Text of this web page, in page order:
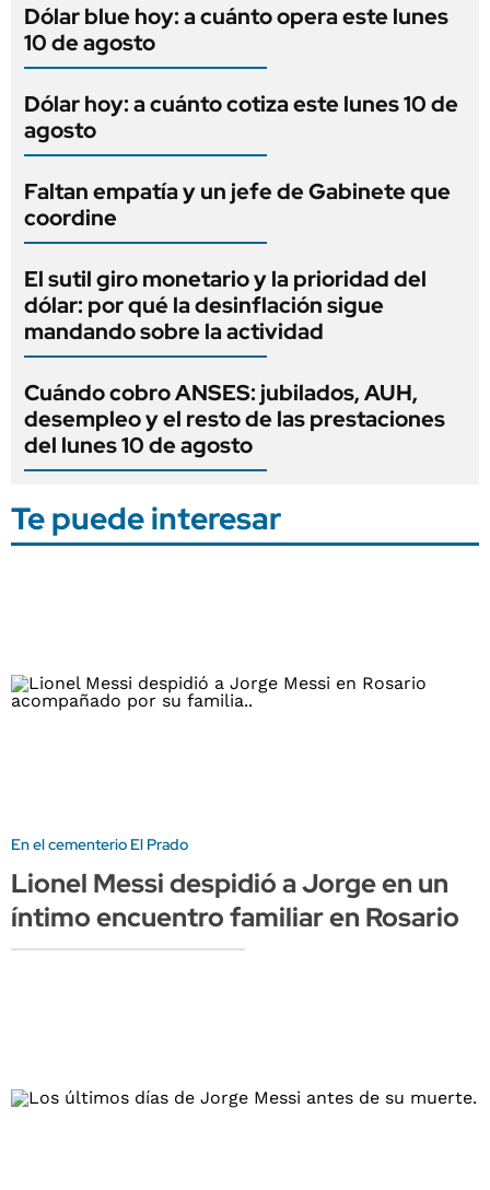
Dólar blue hoy: a cuánto opera este lunes
10 de agosto
Dólar hoy: a cuánto cotiza este lunes 10 de
agosto
Faltan empatía y un jefe de Gabinete que
coordine
El sutil giro monetario y la prioridad del
dólar: por qué la desinflación sigue
mandando sobre la actividad
Cuándo cobro ANSES: jubilados, AUH,
desempleo y el resto de las prestaciones
del lunes 10 de agosto
Te puede interesar
En el cementerio El Prado
Lionel Messi despidió a Jorge en un
íntimo encuentro familiar en Rosario